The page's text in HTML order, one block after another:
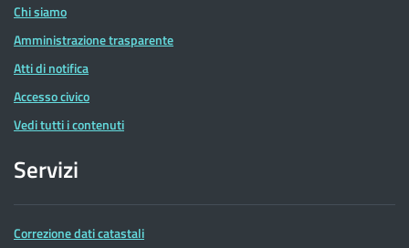
Chi siamo
Amministrazione trasparente
Atti di notifica
Accesso civico
Vedi tutti i contenuti
Servizi
Correzione dati catastali